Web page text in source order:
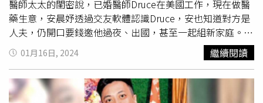
即傅先生間過從甚密，並有逾越一般社會通念所認正常朋友
間交往分際之行為，張書維女士前已備具相關證據，依法向
傅先生與安晨妤女士提出侵害配偶權之侵權行為損害賠償訴
訟。三、安晨妤女士於其公開之個人臉書指摘
張書維女士有
對伊無中生有的指控，更要求
女士公開道歉。安女士
之聲明內容不僅已妨害張書維女士之名譽，也絲毫未見其反
思本身行為對於他人之傷害，令人遺憾至甚。侵害配偶權案
醫師太太的閨密說，已婚醫師Druce在美國工作，現在做醫
藥生意，安晨妤透過交友軟體認識Druce，安也知道對方是
人夫，仍開口要錢邀他過夜、出國，甚至一起組新家庭。據
了解，因為醫師快速暈船，正宮只好跟友人訴苦，去年4月
安晨妤趁正宮出國跟人夫約會，安還有跟他確認背景，要他
拿出醫師執照證明身分。當安晨妤知道真的是醫師，在去年
6月底，趁正宮帶小孩去美國夏令營時，傳了她變成碩士的
01月16日, 2024 繼續閱讀